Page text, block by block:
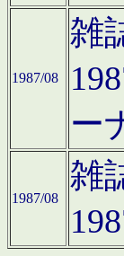
1987/08
雑
ー
1987/08
雑